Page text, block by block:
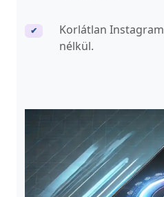
✔
Korlátlan
nélkül.